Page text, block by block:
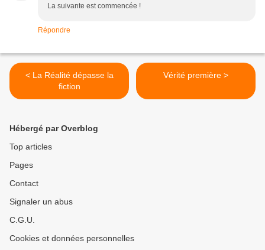
La suivante est commencée !
Répondre
< La Réalité dépasse la
fiction
Vérité première >
Hébergé par Overblog
Top articles
Pages
Contact
Signaler un abus
C.G.U.
Cookies et données personnelles